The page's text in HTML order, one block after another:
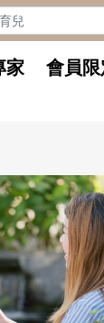
家 會員
大的那個
模樣
擅長當爸爸
所未有」的